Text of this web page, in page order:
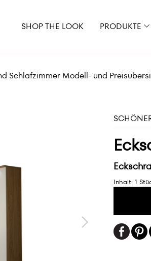
SHOP THE LOOK PRODUKTE
Schlafzimmer Modell- und
Inhalt: 1